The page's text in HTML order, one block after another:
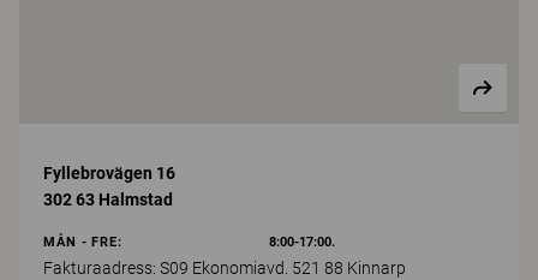
Fyllebrovägen 16
302 63 Halmstad
MÅN - FRE: 8:00-17:00.
Fakturaadress: S09 Ekonomiavd. 521 88 Kinnarp